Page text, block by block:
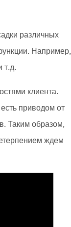
различных
Например,
клиента.
приводом от
Таким образом,
ждем